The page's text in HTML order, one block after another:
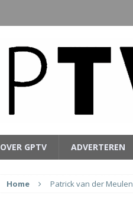
OVER GPTV ADVERTEREN
Home Patrick van der Meulen